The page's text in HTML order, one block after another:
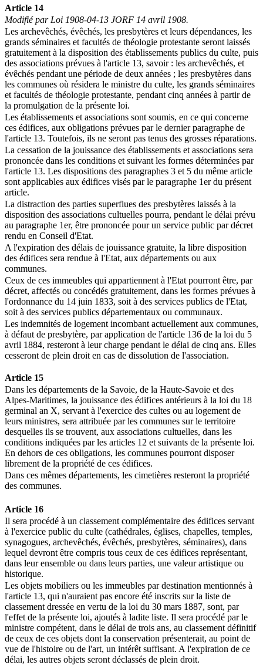
Article 14
Modifié par Loi 1908-04-13 JORF 14 avril 1908.
Les archevêchés, évêchés, les presbytères et leurs dépendances, les
grands séminaires et facultés de théologie protestante seront laissés
gratuitement à la disposition des établissements publics du culte, puis
des associations prévues à l'article 13, savoir : les archevêchés, et
évêchés pendant une période de deux années ; les presbytères dans
les communes où résidera le ministre du culte, les grands séminaires
et facultés de théologie protestante, pendant cinq années à partir de
la promulgation de la présente loi.
Les établissements et associations sont soumis, en ce qui concerne
ces édifices, aux obligations prévues par le dernier paragraphe de
l'article 13. Toutefois, ils ne seront pas tenus des grosses réparations.
La cessation de la jouissance des établissements et associations sera
prononcée dans les conditions et suivant les formes déterminées par
l'article 13. Les dispositions des paragraphes 3 et 5 du même article
sont applicables aux édifices visés par le paragraphe 1er du présent
article.
La distraction des parties superflues des presbytères laissés à la
disposition des associations cultuelles pourra, pendant le délai prévu
au paragraphe 1er, être prononcée pour un service public par décret
rendu en Conseil d'Etat.
A l'expiration des délais de jouissance gratuite, la libre disposition
des édifices sera rendue à l'Etat, aux départements ou aux
communes.
Ceux de ces immeubles qui appartiennent à l'Etat pourront être, par
décret, affectés ou concédés gratuitement, dans les formes prévues à
l'ordonnance du 14 juin 1833, soit à des services publics de l'Etat,
soit à des services publics départementaux ou communaux.
Les indemnités de logement incombant actuellement aux communes,
à défaut de presbytère, par application de l'article 136 de la loi du 5
avril 1884, resteront à leur charge pendant le délai de cinq ans. Elles
cesseront de plein droit en cas de dissolution de l'association.
Article 15
Dans les départements de la Savoie, de la Haute-Savoie et des
Alpes-Maritimes, la jouissance des édifices antérieurs à la loi du 18
germinal an X, servant à l'exercice des cultes ou au logement de
leurs ministres, sera attribuée par les communes sur le territoire
desquelles ils se trouvent, aux associations cultuelles, dans les
conditions indiquées par les articles 12 et suivants de la présente loi.
En dehors de ces obligations, les communes pourront disposer
librement de la propriété de ces édifices.
Dans ces mêmes départements, les cimetières resteront la propriété
des communes.
Article 16
Il sera procédé à un classement complémentaire des édifices servant
à l'exercice public du culte (cathédrales, églises, chapelles, temples,
synagogues, archevêchés, évêchés, presbytères, séminaires), dans
lequel devront être compris tous ceux de ces édifices représentant,
dans leur ensemble ou dans leurs parties, une valeur artistique ou
historique.
Les objets mobiliers ou les immeubles par destination mentionnés à
l'article 13, qui n'auraient pas encore été inscrits sur la liste de
classement dressée en vertu de la loi du 30 mars 1887, sont, par
l'effet de la présente loi, ajoutés à ladite liste. Il sera procédé par le
ministre compétent, dans le délai de trois ans, au classement définitif
de ceux de ces objets dont la conservation présenterait, au point de
vue de l'histoire ou de l'art, un intérêt suffisant. A l'expiration de ce
délai, les autres objets seront déclassés de plein droit.